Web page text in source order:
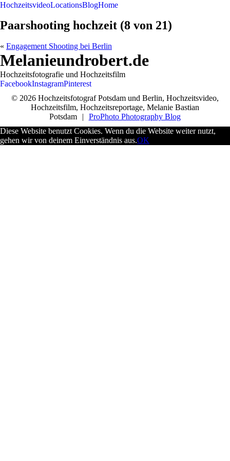
HochzeitsvideoLocationsBlogHome
Paarshooting hochzeit (8 von 21)
« Engagement Shooting bei Berlin
Melanieundrobert.de
Hochzeitsfotografie und Hochzeitsfilm
FacebookInstagramPinterest
© 2026 Hochzeitsfotograf Potsdam und Berlin, Hochzeitsvideo,
Hochzeitsfilm, Hochzeitsreportage, Melanie Bastian
Potsdam
|
ProPhoto Photography Blog
Diese Website benutzt Cookies. Wenn du die Website weiter nutzt,
gehen wir von deinem Einverständnis aus.OK